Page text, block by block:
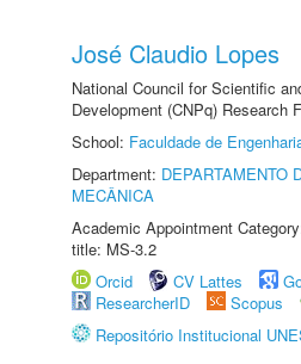
José Claudio Lopes
National Council for Scientific
Development (CNPq) Research
School: Faculdade de
Department: DEPARTAMENTO
MECÂNICA
Academic Appointment
title: MS-3.2
Orcid
CV Lattes
ResearcherID
Scopus
Repositório Institucional